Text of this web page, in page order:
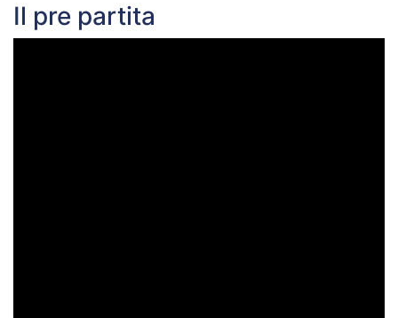
Il pre partita